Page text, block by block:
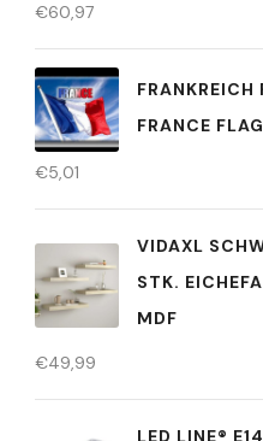
€60,97
FRANCE
€5,01
VIDAXL
STK.
MDF
€49,99
LED LINE®